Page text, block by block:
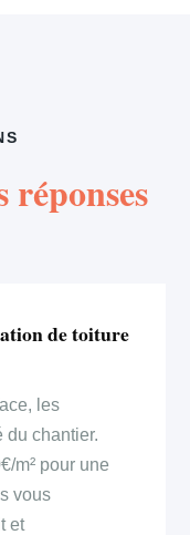
réponses
de toiture
les
du chantier.
m² pour une
vous
et